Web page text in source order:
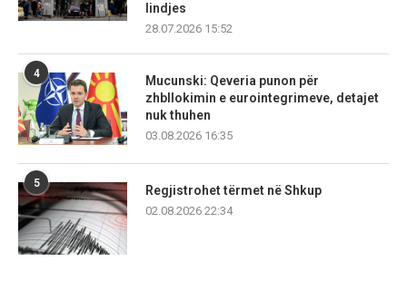
lindjes
28.07.2026 15:52
4
Mucunski: Qeveria punon për
zhbllokimin e eurointegrimeve, detajet
nuk thuhen
03.08.2026 16:35
5
Regjistrohet tërmet në Shkup
02.08.2026 22:34